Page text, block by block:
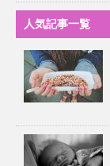
人気記事一覧